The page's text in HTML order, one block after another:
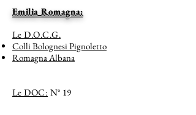
Emilia Romagna:
Le D.O.C.G.
Colli Bolognesi Pignoletto
Romagna Albana
Le DOC: N° 19